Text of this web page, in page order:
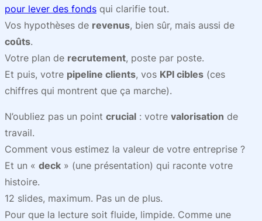
pour lever des fonds qui clarifie tout.
Vos hypothèses de revenus, bien sûr, mais aussi de
coûts.
Votre plan de recrutement, poste par poste.
Et puis, votre pipeline clients, vos KPI cibles (ces
chiffres qui montrent que ça marche).
N’oubliez pas un point crucial : votre valorisation de
travail.
Comment vous estimez la valeur de votre entreprise ?
Et un « deck » (une présentation) qui raconte votre
histoire.
12 slides, maximum. Pas un de plus.
Pour que la lecture soit fluide, limpide. Comme une